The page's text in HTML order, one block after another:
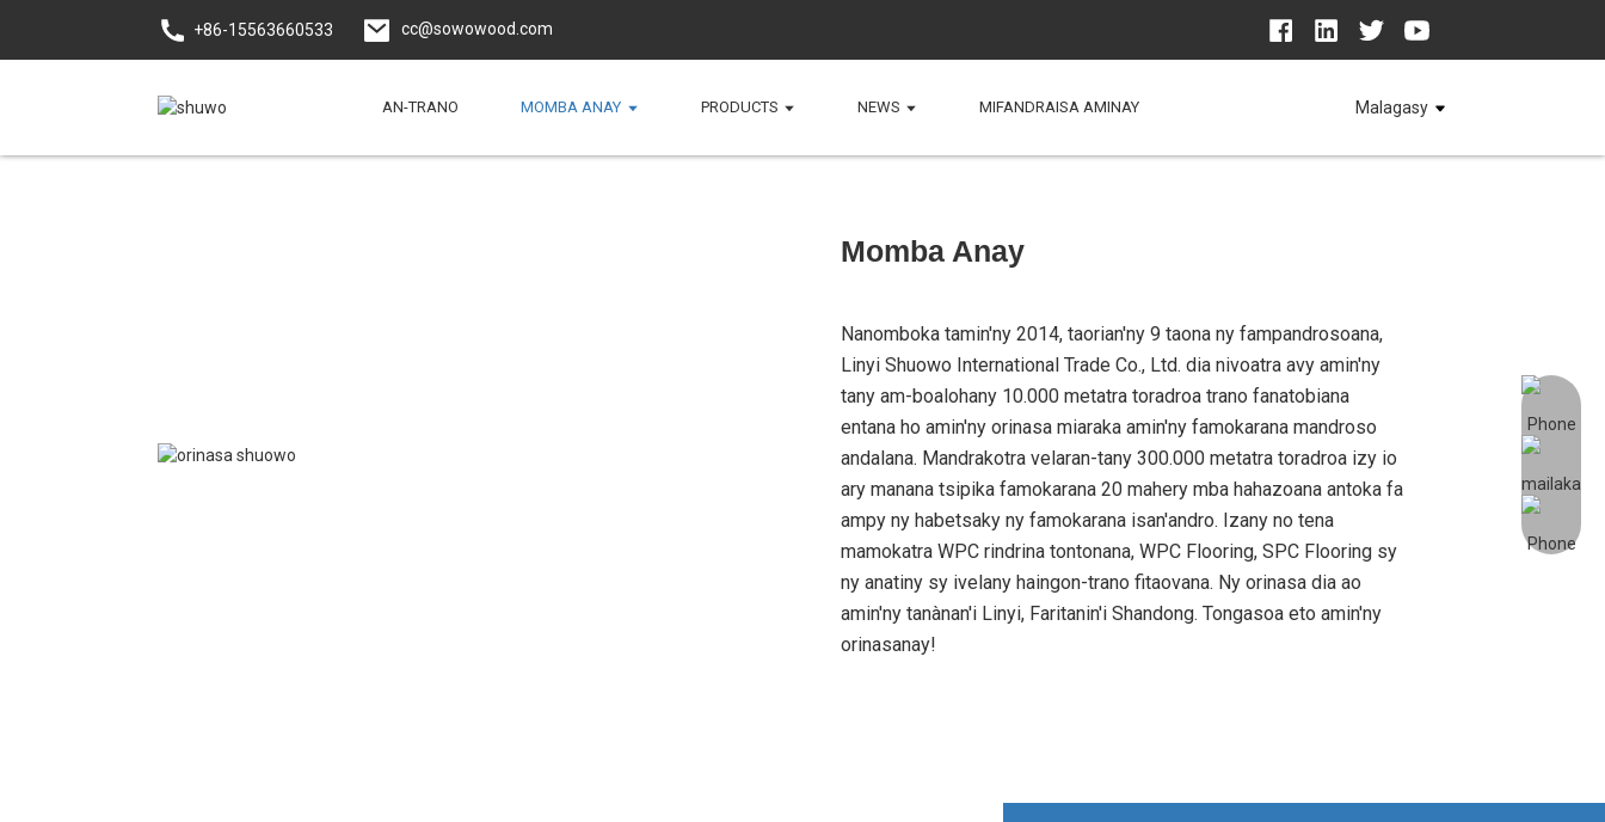
+86-15563660533 cc@sowowood.com
AN-TRANO MOMBA ANAY PRODUCTS NEWS MIFANDRAISA AMINAY Malagasy
Momba Anay
Nanomboka tamin'ny 2014, taorian'ny 9 taona ny fampandrosoana,
Linyi Shuowo International Trade Co., Ltd. dia nivoatra avy amin'ny
tany am-boalohany 10.000 metatra toradroa trano fanatobiana
entana ho amin'ny orinasa miaraka amin'ny famokarana mandroso
andalana. Mandrakotra velaran-tany 300.000 metatra toradroa izy io
ary manana tsipika famokarana 20 mahery mba hahazoana antoka fa
ampy ny habetsaky ny famokarana isan'andro. Izany no tena
mamokatra WPC rindrina tontonana, WPC Flooring, SPC Flooring sy
ny anatiny sy ivelany haingon-trano fitaovana. Ny orinasa dia ao
amin'ny tanànan'i Linyi, Faritanin'i Shandong. Tongasoa eto amin'ny
orinasanay!